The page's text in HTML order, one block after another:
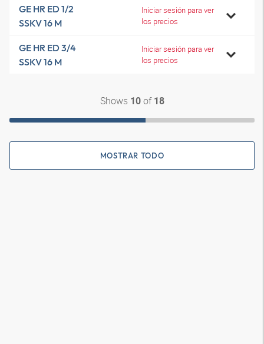
GE HR ED 1/2
SSKV 16 M
Iniciar sesión para ver
los precios
GE HR ED 3/4
SSKV 16 M
Iniciar sesión para ver
los precios
Shows 10of 18
MOSTRAR TODO